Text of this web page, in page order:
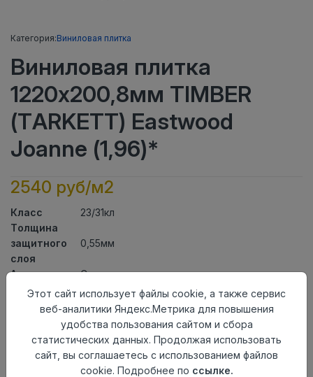
Категория:Виниловая плитка
Виниловая плитка
1220х200,8мм TIMBER
(TARKETT) Eastwood
Joanne (1,96)*
2540 руб/м2
Класс
23/31кл
Толщина
защитного
слоя
0,55мм
АктуальностьСнят с производства
Толщина
4,1мм
Размер
1220х200,8мм
Теплый пол
до +27 градусов
Способ
Замковый метод
Этот сайт использует файлы cookie, а также сервис
веб-аналитики Яндекс.Метрика для повышения
удобства пользования сайтом и сбора
статистических данных. Продолжая использовать
сайт, вы соглашаетесь с использованием файлов
cookie. Подробнее по ссылке.